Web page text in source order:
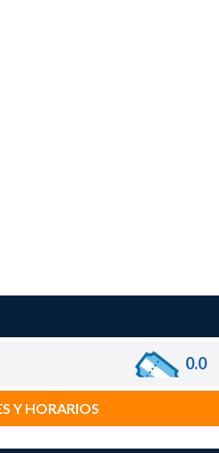
0.0
Y HORARIOS